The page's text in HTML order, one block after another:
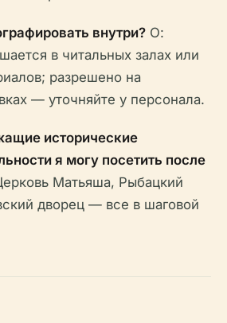
внутри? О:
в читальных залах или
разрешено на
— уточняйте у персонала.
исторические
я могу посетить после
Матьяша, Рыбацкий
дворец — все в шаговой